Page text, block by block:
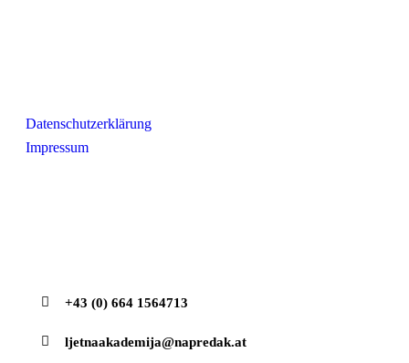
Datenschutzerklärung
Impressum
+43 (0) 664 1564713
ljetnaakademija@napredak.at